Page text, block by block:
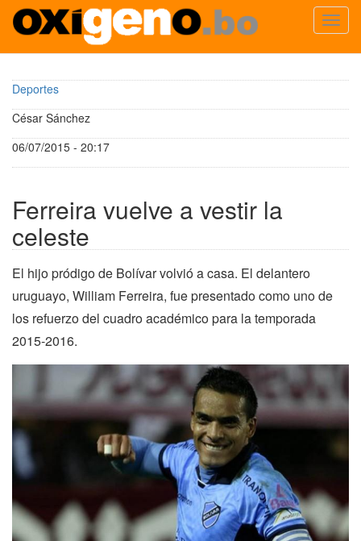
contenido
principal
Deportes
César Sánchez
06/07/2015 - 20:17
Ferreira vuelve a vestir la
celeste
El hijo pródigo de Bolívar volvió a casa. El delantero
uruguayo, William Ferreira, fue presentado como uno de
los refuerzo del cuadro académico para la temporada
2015-2016.